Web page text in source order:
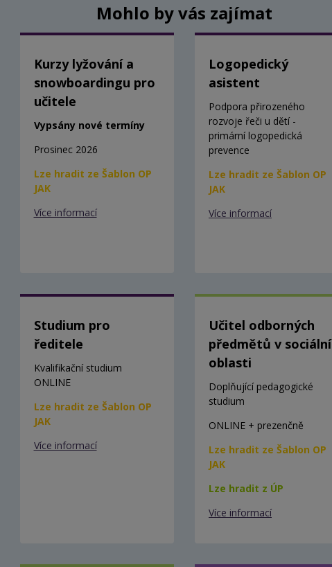
Mohlo by vás zajímat
Kurzy lyžování a
snowboardingu pro
učitele
Vypsány nové termíny
Prosinec 2026
Lze hradit ze Šablon OP
JAK
Více informací
Logopedický
asistent
Podpora přirozeného
rozvoje řeči u dětí -
primární logopedická
prevence
Lze hradit ze Šablon OP
JAK
Více informací
Studium pro
ředitele
Kvalifikační studium
ONLINE
Lze hradit ze Šablon OP
JAK
Více informací
Učitel odborných
předmětů v sociální
oblasti
Doplňující pedagogické
studium
ONLINE + prezenčně
Lze hradit ze Šablon OP
JAK
Lze hradit z ÚP
Více informací